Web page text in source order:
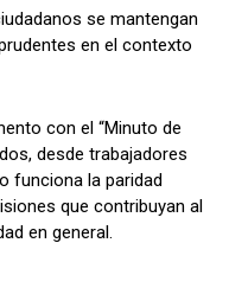
se mantengan
en el contexto
con el “Minuto de
desde trabajadores
funciona la paridad
que contribuyan al
en general.